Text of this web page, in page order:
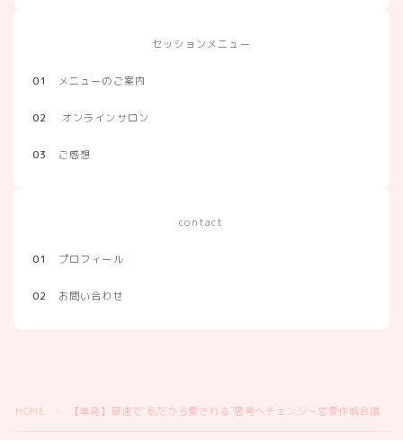
セッションメニュー
01 メニューのご案内
02 オンラインサロン
03 ご感想
contact
01 プロフィール
02 お問い合わせ
HOME 【単発】最速で”私だから愛される”思考へチェンジ～恋愛作戦会議